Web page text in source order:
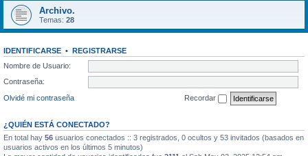
Archivo.
Temas: 28
IDENTIFICARSE • REGISTRARSE
Nombre de Usuario:
Contraseña:
Olvidé mi contraseña
Recordar
¿QUIÉN ESTÁ CONECTADO?
En total hay 56 usuarios conectados :: 3 registrados, 0 ocultos y 53 invitados (basados en
usuarios activos en los últimos 5 minutos)